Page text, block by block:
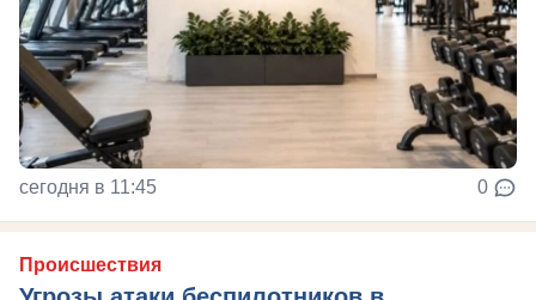
сегодня в 11:45 0
Происшествия